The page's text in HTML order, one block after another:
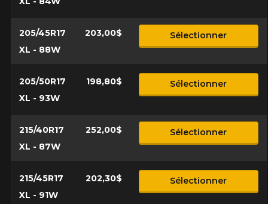
205/45R17
XL - 88W
203,00$ Sélectionner
205/50R17
XL - 93W
198,80$ Sélectionner
215/40R17
XL - 87W
252,00$ Sélectionner
215/45R17
XL - 91W
202,30$ Sélectionner